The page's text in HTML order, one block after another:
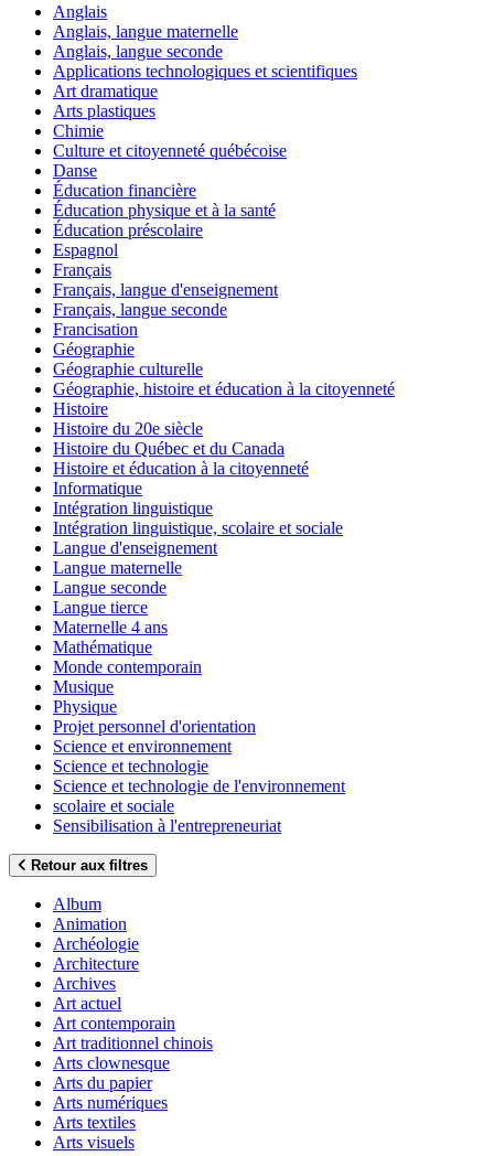
Anglais
Anglais, langue maternelle
Anglais, langue seconde
Applications technologiques et scientifiques
Art dramatique
Arts plastiques
Chimie
Culture et citoyenneté québécoise
Danse
Éducation financière
Éducation physique et à la santé
Éducation préscolaire
Espagnol
Français
Français, langue d'enseignement
Français, langue seconde
Francisation
Géographie
Géographie culturelle
Géographie, histoire et éducation à la citoyenneté
Histoire
Histoire du 20e siècle
Histoire du Québec et du Canada
Histoire et éducation à la citoyenneté
Informatique
Intégration linguistique
Intégration linguistique, scolaire et sociale
Langue d'enseignement
Langue maternelle
Langue seconde
Langue tierce
Maternelle 4 ans
Mathématique
Monde contemporain
Musique
Physique
Projet personnel d'orientation
Science et environnement
Science et technologie
Science et technologie de l'environnement
scolaire et sociale
Sensibilisation à l'entrepreneuriat
Retour aux filtres
Album
Animation
Archéologie
Architecture
Archives
Art actuel
Art contemporain
Art traditionnel chinois
Arts clownesque
Arts du papier
Arts numériques
Arts textiles
Arts visuels